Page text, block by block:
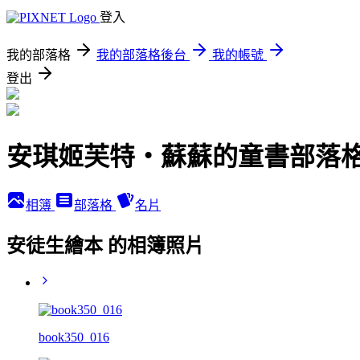
登入
我的部落格 我的部落格後台
我的帳號
登出
安琪姬芙特‧蘇蘇的童書部落
相簿 部落格 名片
安徒生繪本 的相簿照片
book350_016